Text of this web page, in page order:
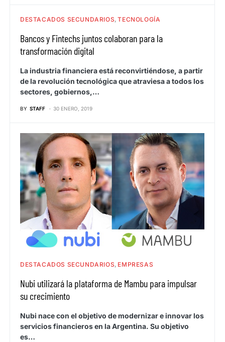
DESTACADOS SECUNDARIOS TECNOLOGÍA
Bancos y Fintechs juntos colaboran para la
transformación digital
La industria financiera está reconvirtiéndose, a partir
de la revolución tecnológica que atraviesa a todos los
sectores, gobiernos,…
BY STAFF 30 ENERO, 2019
DESTACADOS SECUNDARIOS EMPRESAS
Nubi utilizará la plataforma de Mambu para impulsar
su crecimiento
Nubi nace con el objetivo de modernizar e innovar los
servicios financieros en la Argentina. Su objetivo
es…